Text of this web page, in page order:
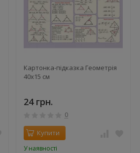
Картонка-підказка Геометрія
40х15 см
24 грн.
0
Купити
У наявності